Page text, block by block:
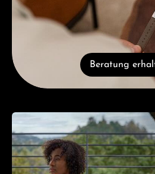
Beratung
Kategoriegalerie überspringen